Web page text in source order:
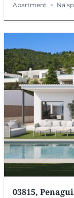
Apartment Na
03815,